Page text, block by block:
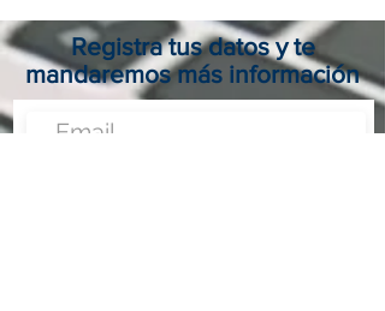
Registra tus datos y te
mandaremos más información